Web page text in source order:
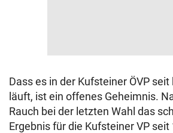
Dass es in der Kufsteiner ÖVP
läuft, ist ein offenes Geheimnis.
Rauch bei der letzten Wahl das
Ergebnis für die Kufsteiner VP